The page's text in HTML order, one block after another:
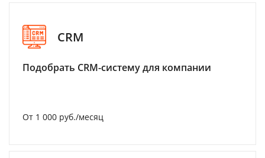
CRM
Подобрать CRM-систему для компании
От 1 000 руб./месяц